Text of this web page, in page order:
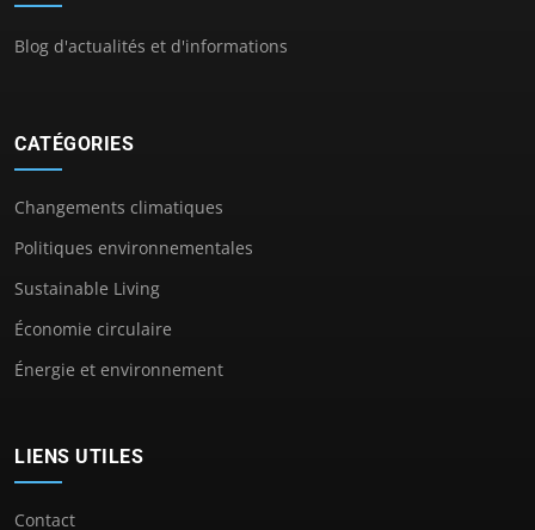
Blog d'actualités et d'informations
CATÉGORIES
Changements climatiques
Politiques environnementales
Sustainable Living
Économie circulaire
Énergie et environnement
LIENS UTILES
Contact